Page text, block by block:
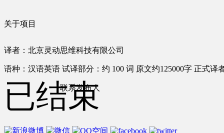
关于项目
译者：北京灵动思维科技有限公司
语种：汉语英语 试译部分：约 100 词 原文约125000字 正式译
联系发布人
已结束